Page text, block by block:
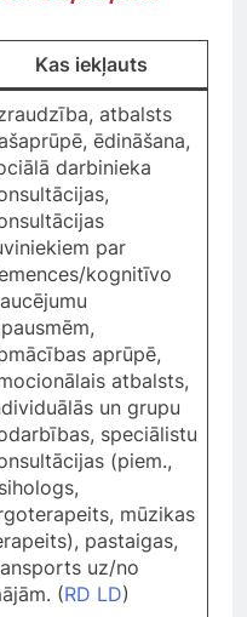
Kas iekļauts
atbalsts
ēdināšana,
darbinieka
par
kognitīvo
aprūpē,
atbalsts,
un grupu
speciālistu
(piem.,
mūzikas
pastaigas,
uz/no
(RD LD)